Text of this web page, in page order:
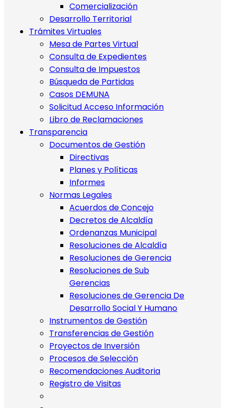
Comercialización
Desarrollo Territorial
Trámites Virtuales
Mesa de Partes Virtual
Consulta de Expedientes
Consulta de Impuestos
Búsqueda de Partidas
Casos DEMUNA
Solicitud Acceso Información
Libro de Reclamaciones
Transparencia
Documentos de Gestión
Directivas
Planes y Políticas
Informes
Normas Legales
Acuerdos de Concejo
Decretos de Alcaldía
Ordenanzas Municipal
Resoluciones de Alcaldía
Resoluciones de Gerencia
Resoluciones de Sub
Gerencias
Resoluciones de Gerencia De
Desarrollo Social Y Humano
Instrumentos de Gestión
Transferencias de Gestión
Proyectos de Inversión
Procesos de Selección
Recomendaciones Auditoria
Registro de Visitas